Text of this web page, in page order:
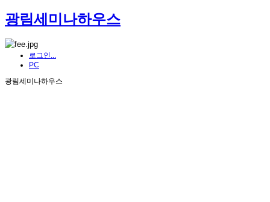
광림세미나하우스
로그인...
PC
광림세미나하우스